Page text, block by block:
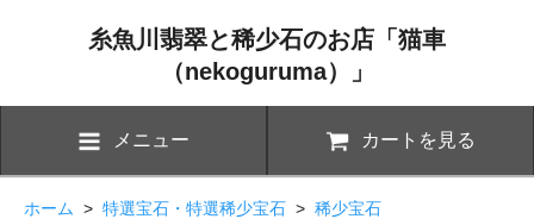
糸魚川翡翠と稀少石のお店「猫車
（nekoguruma）」
メニュー カートを見る
ホーム > 特選宝石・特選稀少宝石 > 稀少宝石